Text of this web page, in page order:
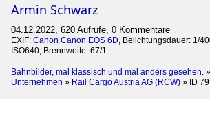
Armin Schwarz
04.12.2022, 620 Aufrufe, 0 Kommentare
EXIF: Canon Canon EOS 6D, Belichtungsdauer: 1/
ISO640, Brennweite: 67/1
Bahnbilder, mal klassisch und mal anders gesehen. »
Unternehmen » Rail Cargo Austria AG (RCW) » ID